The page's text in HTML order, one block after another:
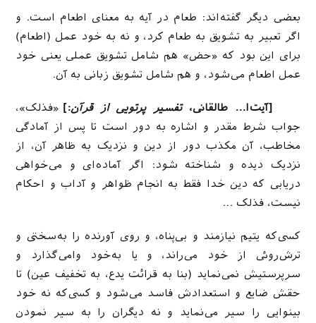
بعضى دیگر گفته‌اند: طعام در آیه به معناى اطعام است. و
اگر تعبیر به تشویق به طعام كرد، و نه به خود عمل (اطعام)
براى این بود كه «حض» هم شامل تشویق عملى یعنى خود
عمل اطعام مى‌‌شود، و هم شامل تشویق زبانى به آن.
[آیت‌ا… طالقانی،تفسیر پرتویی از قرآن:] «فذلک»،
جواب شرط مقدر و اشاره به دور است تا پس از آمادگی
مخاطب، آن مکذب دور از دین و نزدیک به ظاهر آن، از
نزدیک دیده و شناخته شود: اگر آماده‌ای و می‌خواهی
دریابی که دین خدا فقط به انجام ظواهر و آداب و احکام
نیست، فذلک …
کسی‌که یتیم نیازمند و بی‌پناه، و روی آورنده را به‌سختی و
ترش‌روئی از خود می‌راند، و یا به‌خود وامی‌گذارد و
سرپرستیش نمی‌نماید (بنا به قرائت یدع، به تخفیف عین) تا
حقش ضایع و استعدادش فاسد می‌شود و کسی‌که نه خود
بینوایی را سیر می‌‌نماید و نه دیگران را به سیر نمودن